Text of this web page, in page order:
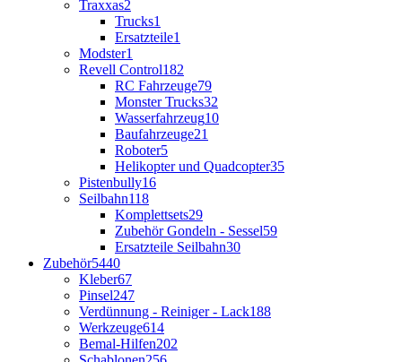
Traxxas2
Trucks1
Ersatzteile1
Modster1
Revell Control182
RC Fahrzeuge79
Monster Trucks32
Wasserfahrzeug10
Baufahrzeuge21
Roboter5
Helikopter und Quadcopter35
Pistenbully16
Seilbahn118
Komplettsets29
Zubehör Gondeln - Sessel59
Ersatzteile Seilbahn30
Zubehör5440
Kleber67
Pinsel247
Verdünnung - Reiniger - Lack188
Werkzeuge614
Bemal-Hilfen202